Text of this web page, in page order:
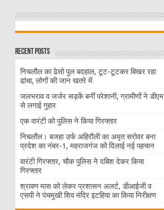
Recent Posts
निचलौल का ढेसो पुल बदहाल, टूट-टूटकर बिखर रहा
ढांचा, लोगों की जान खतरे में
जलभराव व जर्जर सड़कें बनीं परेशानी, ग्रामीणों ने डीएम
से लगाई गुहार
एक वारंटी को पुलिस ने किया गिरफ्तार
निचलौल। बजहा उर्फ अहिरौली का अमृत सरोवर बना
प्रदेश का नंबर-1, महराजगंज को दिलाई नई पहचान
वारंटी गिरफ्तार, चौक पुलिस ने दबिश देकर किया
गिरफ्तार
श्रावण मास को लेकर प्रशासन अलर्ट, डीआईजी व
एसपी ने पंचमुखी शिव मंदिर इटहिया का किया निरीक्षण